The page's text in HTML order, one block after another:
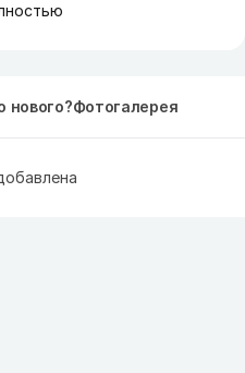
нового?Фотогалерея